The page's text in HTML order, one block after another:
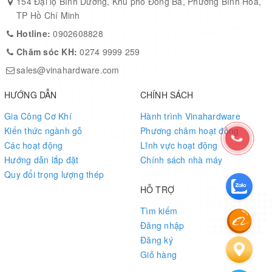
vít.
Sơn đen cát tĩnh điện, chống oxy hóa, chống trầy xước.
Phù hợpnhiều loại mặt bàn: gỗ, MDF, đá nhân tạo, laminate.
Sản xuất linh hoạttheo kích thước yêu cầu dự án hoặc OEM.
Ứng Dụng
Bàn làm việc văn phòng
Bàn ăn, bàn họp, bàn cafe
Nội thất dự án, không gian thương mại, showroom
Thông Tin Sản Xuất
Nhà máy Vinahardware – TP. Hồ Chí Minh
TP Hồ Chí Minh
Hotline:0902608828
Chăm sóc KH:0274 9999 259
sales@vinahardware.com
HƯỚNG DẪN
Gia Công Cơ Khí
Kiến thức ngành gỗ
Các hoạt động
Hướng dẫn lắp đặt
Quy đổi trọng lượng thép
CHÍNH SÁCH
Hành trình Vinahardware
Phương châm hoạt động
Lĩnh vực hoạt động
Chính sách nhà máy
HỖ TRỢ
Tìm kiếm
Đăng nhập
Đăng ký
Giỏ hàng